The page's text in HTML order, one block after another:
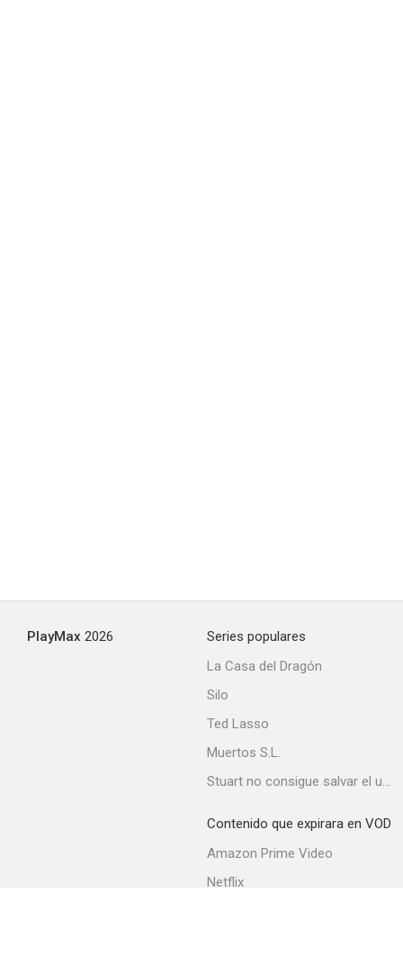
PlayMax 2026
Series populares
La Casa del Dragón
Silo
Ted Lasso
Muertos S.L.
Stuart no consigue salvar el universo
Contenido que expirara en VOD
Amazon Prime Video
Netflix